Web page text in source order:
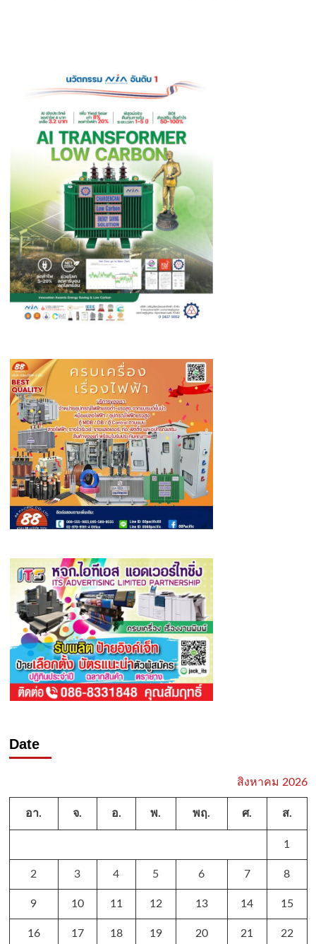
Date
สิงหาคม 2026
อา. จ. อ. พ. พฤ. ศ. ส.
1
2 3 4 5 6 7 8
9 10 11 12 13 14 15
16 17 18 19 20 21 22